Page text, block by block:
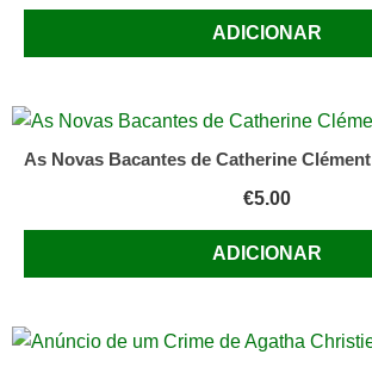
ADICIONAR
As Novas Bacantes de Catherine Clément
€5.00
ADICIONAR